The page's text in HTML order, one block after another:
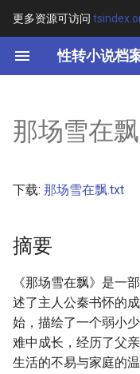
更多资源可访问
性转小说档
键
开
搜
其他信息
那场雪在飘
下载: 那场雪在飘.txt
摘要
《那场雪在飘》是一
述了主人公秦书怀的
始，描绘了一个弱小
难中成长，经历了父
生活的不易与家庭的